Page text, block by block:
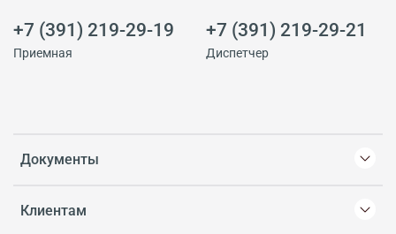
Документы
Клиентам
+7 (391) 219-29-19
Приемная
+7 (391) 219-29-21
Диспетчер